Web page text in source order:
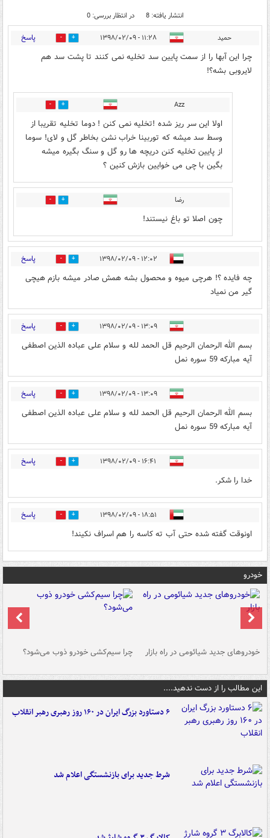
انتشار یافته: 8 در انتظار بررسی: 0
حمید ۱۱:۲۸ - ۱۳۹۸/۰۲/۰۹ 5 پاسخ
چرا این آبها را از سمت پایین سد تخلیه نمی کنند تا پشت سد هم
لایروبی بشه؟!
Azz
7
اولا این سر ریز شده !تخلیه نمی کنن ! دوما تخلیه تقریبا از
وسط سد میشه که توربینا خراب نشن بخاطر گل و لای! سوما
از پایین تخلیه کنن دریچه ها رو گل و سنگ بگیره میشه
بگین با چی می خوایین بازش کنین ؟
رضا 0
چون اصلا تو باغ نیستند!
۱۲:۰۲ - ۱۳۹۸/۰۲/۰۹ 7 پاسخ
چه فایده ؟! هرچی میوه و محصول بشه همش صادر میشه بازم هیچی
گیر من نمیاد
۱۳:۰۹ - ۱۳۹۸/۰۲/۰۹ 5 پاسخ
بسم الله الرحمان الرحیم قل الحمد لله و سلام علی عباده الذین اصطفی
آیه مبارکه 59 سوره نمل
۱۳:۰۹ - ۱۳۹۸/۰۲/۰۹ 4 پاسخ
بسم الله الرحمان الرحیم قل الحمد لله و سلام علی عباده الذین اصطفی
آیه مبارکه 59 سوره نمل
۱۶:۴۱ - ۱۳۹۸/۰۲/۰۹ 2 پاسخ
خدا را شکر.
۱۸:۵۱ - ۱۳۹۸/۰۲/۰۹ 0 پاسخ
اونوقت گفته شده حتی آب ته کاسه را هم اسراف نکیند!
خودرو
خودروهای جدید شیائومی در راه بازار چرا سیم‌کشی خودرو ذوب می‌شود؟
این مطالب را از دست ندهید....
۶ دستاورد بزرگ ایران در ۱۶۰ روز رهبری رهبر انقلاب
شرط جدید برای بازنشستگی اعلام شد